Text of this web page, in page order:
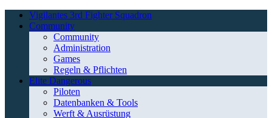
Vigilantes 3rd Fighter Squadron
Community
Community
Administration
Games
Regeln & Pflichten
Elite Dangerous
Piloten
Datenbanken & Tools
Werft & Ausrüstung